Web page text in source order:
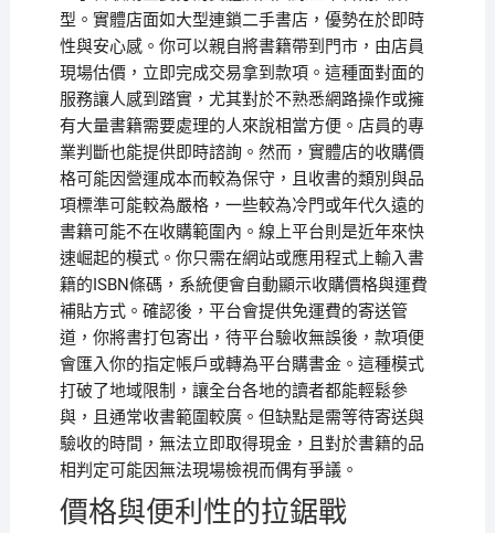
型。實體店面如大型連鎖二手書店，優勢在於即時
性與安心感。你可以親自將書籍帶到門市，由店員
現場估價，立即完成交易拿到款項。這種面對面的
服務讓人感到踏實，尤其對於不熟悉網路操作或擁
有大量書籍需要處理的人來說相當方便。店員的專
業判斷也能提供即時諮詢。然而，實體店的收購價
格可能因營運成本而較為保守，且收書的類別與品
項標準可能較為嚴格，一些較為冷門或年代久遠的
書籍可能不在收購範圍內。線上平台則是近年來快
速崛起的模式。你只需在網站或應用程式上輸入書
籍的ISBN條碼，系統便會自動顯示收購價格與運費
補貼方式。確認後，平台會提供免運費的寄送管
道，你將書打包寄出，待平台驗收無誤後，款項便
會匯入你的指定帳戶或轉為平台購書金。這種模式
打破了地域限制，讓全台各地的讀者都能輕鬆參
與，且通常收書範圍較廣。但缺點是需等待寄送與
驗收的時間，無法立即取得現金，且對於書籍的品
相判定可能因無法現場檢視而偶有爭議。
價格與便利性的拉鋸戰